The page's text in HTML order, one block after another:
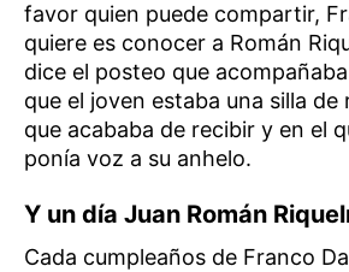
favor quien puede compartir,
quiere es conocer a Román
dice el posteo que
que el joven estaba una silla de
que acababa de recibir y en el
ponía voz a su anhelo.
Y un día Juan Román
Cada cumpleaños de Franco